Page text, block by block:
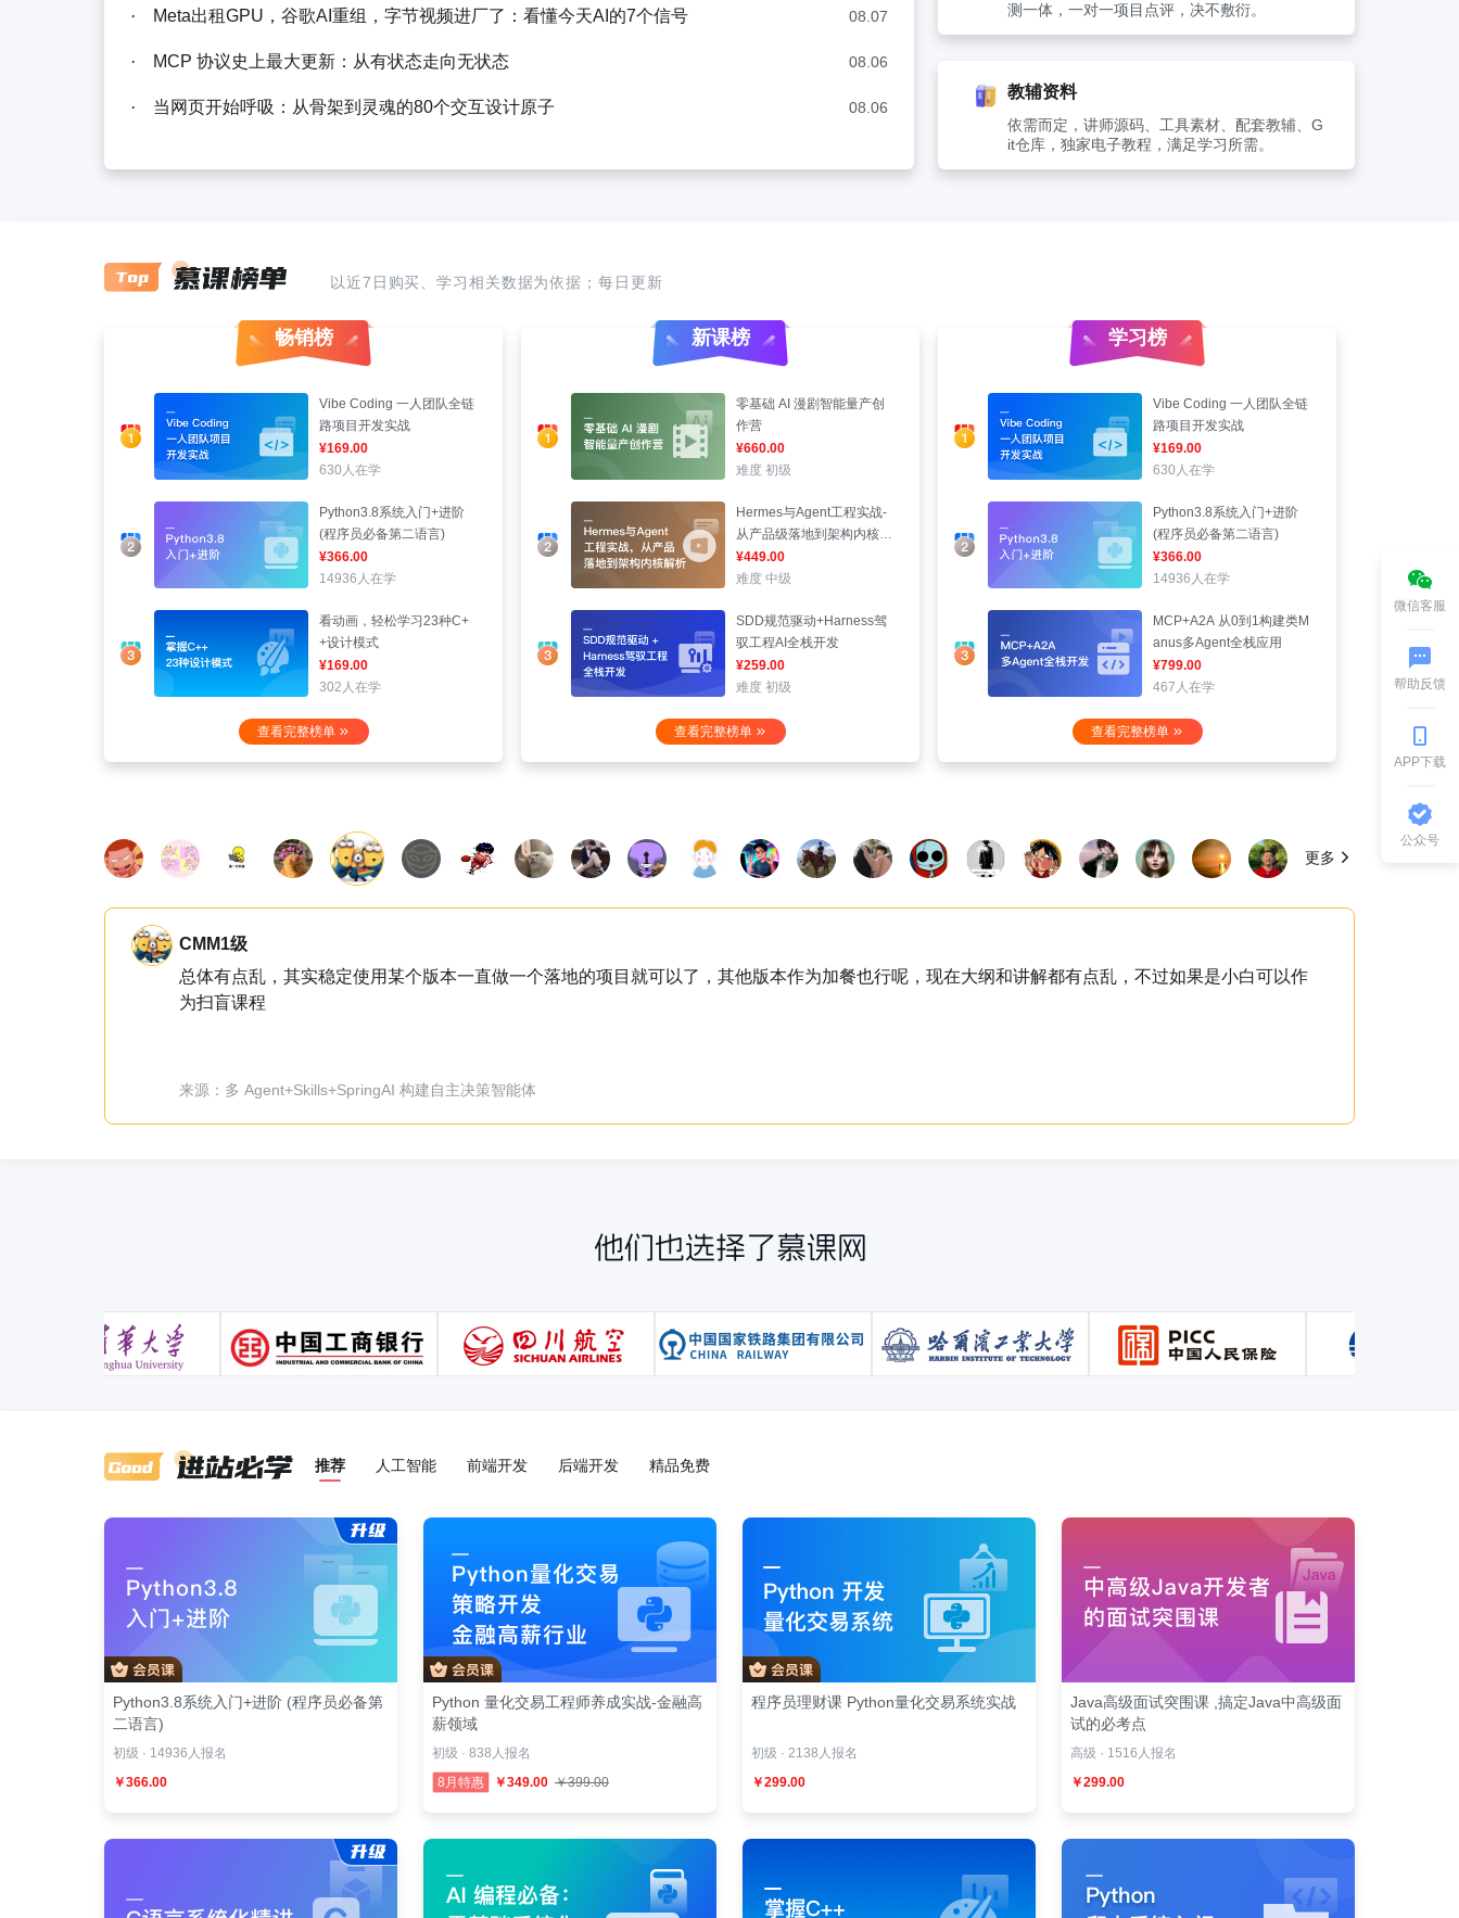
· Meta出租GPU，谷歌AI重组，字节视频进厂了：看懂今天AI的7个信号 08.07
· MCP 协议史上最大更新：从有状态走向无状态 08.06
· 当网页开始呼吸：从骨架到灵魂的80个交互设计原子 08.06
测一体，一对一项目点评，决不敷衍。
教辅资料
依需而定，讲师源码、工具素材、配套教辅、G
it仓库，独家电子教程，满足学习所需。
以近7日购买、学习相关数据为依据；每日更新
畅销榜
Vibe Coding 一人团队全链
路项目开发实战
¥169.00
630人在学
Python3.8系统入门+进阶
(程序员必备第二语言)
¥366.00
14936人在学
看动画，轻松学习23种C+
+设计模式
¥169.00
302人在学
查看完整榜单
新课榜
零基础 AI 漫剧智能量产创
作营
¥660.00
难度 初级
Hermes与Agent工程实战-
从产品级落地到架构内核解
析
¥449.00
难度 中级
SDD规范驱动+Harness驾
驭工程AI全栈开发
¥259.00
难度 初级
查看完整榜单
学习榜
Vibe Coding 一人团队全链
路项目开发实战
¥169.00
630人在学
Python3.8系统入门+进阶
(程序员必备第二语言)
¥366.00
14936人在学
MCP+A2A 从0到1构建类M
anus多Agent全栈应用
¥799.00
467人在学
查看完整榜单
更多
涔汐
课程非常好，例子典型，不复杂，但足以解决和说明当前的知识，老师讲的也非常好。逻辑清楚。上下文连贯。学起来容易理解。
来源：从0到1，LangChain+RAG全链路实战AI知识库
推荐 人工智能 前端开发 后端开发 精品免费
Python3.8系统入门+进阶 (程序员必备第
二语言)
初级 · 14936人报名
￥366.00
Python 量化交易工程师养成实战-金融高
薪领域
初级 · 838人报名
8月特惠
￥349.00 ￥399.00
程序员理财课 Python量化交易系统实战
初级 · 2138人报名
￥299.00
Java高级面试突围课 ,搞定Java中高级面
试的必考点
高级 · 1516人报名
￥299.00
微信客服
帮助反馈
APP下载
公众号